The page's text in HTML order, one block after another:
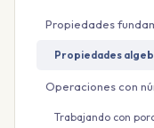
Propiedades
Propiedades
Operaciones con
Trabajando con